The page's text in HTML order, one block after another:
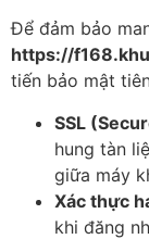
Để đảm bảo
https://
tiến bảo mật
SSL
hung tàn
giữa máy
Xác thực
khi đăng